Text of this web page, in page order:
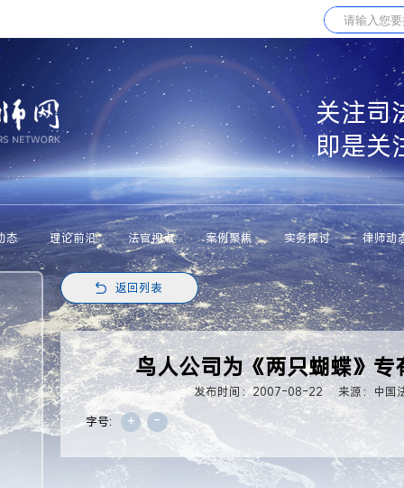
关注司
即是关
态 理论前沿 法官视点 案例聚焦 实务探讨 律师动
返回列表
鸟人公司为《两只蝴蝶》
发布时间：2007-08-22
来源：中国
字号:
+ -